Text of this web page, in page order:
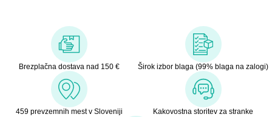
Brezplačna dostava nad 150 € Širok izbor blaga (99% blaga na zalogi)
459 prevzemnih mest v Sloveniji Kakovostna storitev za stranke